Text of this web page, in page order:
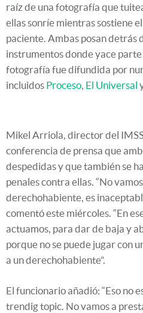
raíz de una fotografía que
ellas sonríe mientras sostiene
paciente. Ambas posan detrás
instrumentos donde yace parte
fotografía fue difundida por
incluidos Proceso El Universal
Mikel Arriola, director del
conferencia de prensa que
despedidas y que también se
penales contra ellas. “No
derechohabiente, es
comentó este miércoles. “En
actuamos, para dar de baja y
porque no se puede jugar con
a un derechohabiente”.
El funcionario añadió: “Eso no
trendig topic. No vamos a